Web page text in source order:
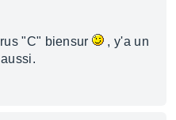
"C" biensur
, y'a un